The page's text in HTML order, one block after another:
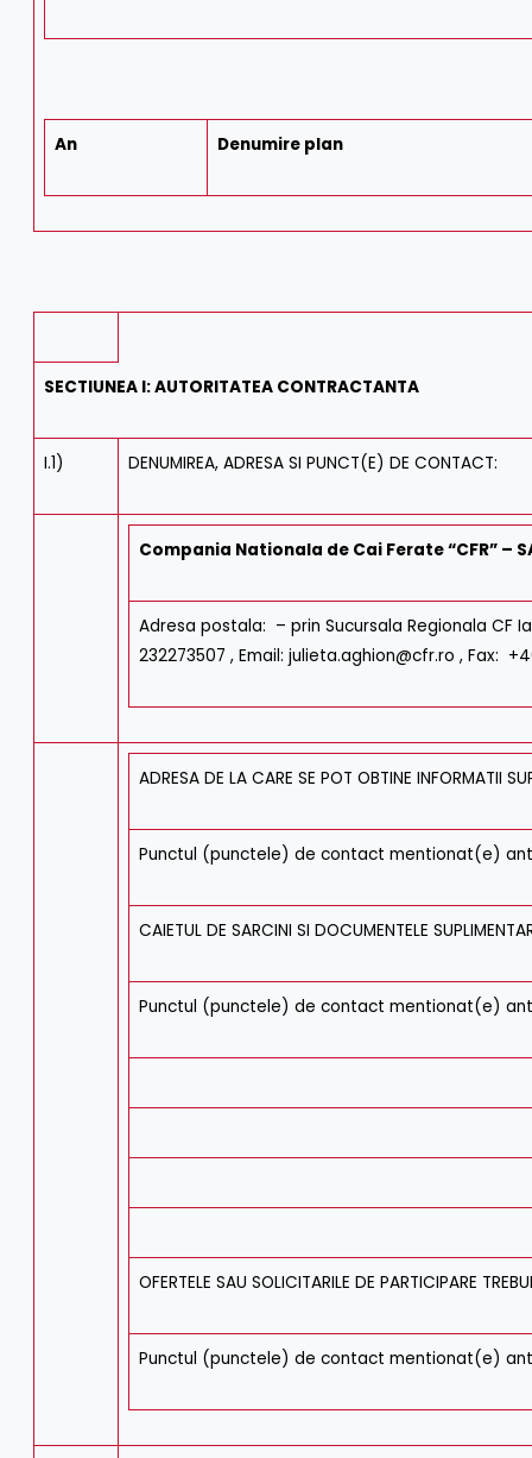
An Denumire plan
SECTIUNEA I: AUTORITATEA CONTRACTANTA
I.1) DENUMIREA, ADRESA SI PUNCT(E) DE CONTACT:
Compania Nationala de Cai Ferate “CFR” –
Adresa postala: – prin Sucursala Regionala CF
232273507 , Email: julieta.aghion@cfr.ro , Fax:
ADRESA DE LA CARE SE POT OBTINE INFORMATII
Punctul (punctele) de contact mentionat(e)
CAIETUL DE SARCINI SI DOCUMENTELE
Punctul (punctele) de contact mentionat(e)
OFERTELE SAU SOLICITARILE DE PARTICIPARE
Punctul (punctele) de contact mentionat(e)